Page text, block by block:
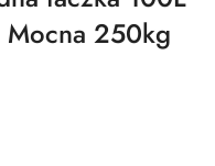
Mocna 250kg